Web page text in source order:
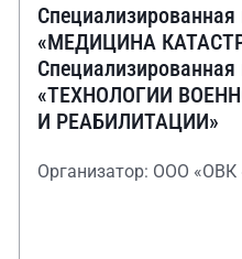
«МЕДИЦИНА
«ТЕХНОЛОГИИ
И РЕАБИЛИТАЦИИ»
Организатор: ООО